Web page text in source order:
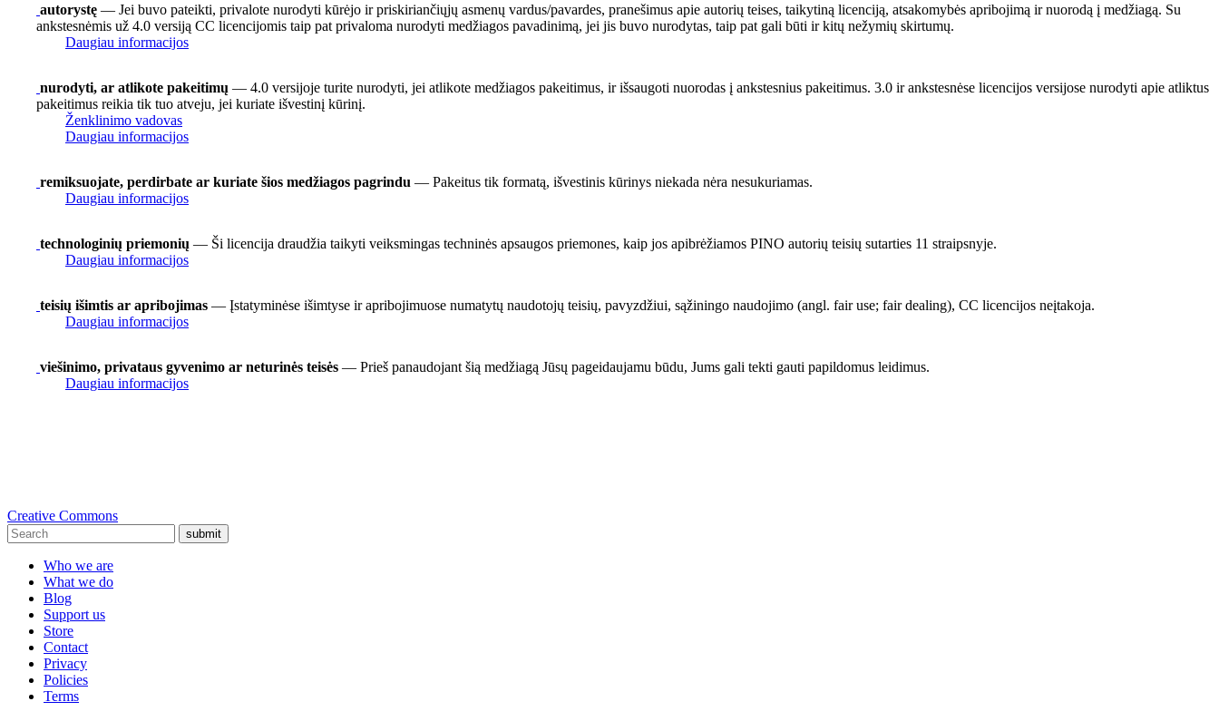
autorystę — Jei buvo pateikti, privalote nurodyti kūrėjo ir priskiriančiųjų asmenų vardus/pavardes, pranešimus apie autorių teises, taikytiną licenciją, atsakomybės apribojimą ir nuorodą į medžiagą. Su
ankstesnėmis už 4.0 versiją CC licencijomis taip pat privaloma nurodyti medžiagos pavadinimą, jei jis buvo nurodytas, taip pat gali būti ir kitų nežymių skirtumų.
Daugiau informacijos
nurodyti, ar atlikote pakeitimų — 4.0 versijoje turite nurodyti, jei atlikote medžiagos pakeitimus, ir išsaugoti nuorodas į ankstesnius pakeitimus. 3.0 ir ankstesnėse licencijos versijose nurodyti apie atliktus
pakeitimus reikia tik tuo atveju, jei kuriate išvestinį kūrinį.
Ženklinimo vadovas
Daugiau informacijos
remiksuojate, perdirbate ar kuriate šios medžiagos pagrindu — Pakeitus tik formatą, išvestinis kūrinys niekada nėra nesukuriamas.
Daugiau informacijos
technologinių priemonių — Ši licencija draudžia taikyti veiksmingas techninės apsaugos priemones, kaip jos apibrėžiamos PINO autorių teisių sutarties 11 straipsnyje.
Daugiau informacijos
teisių išimtis ar apribojimas — Įstatyminėse išimtyse ir apribojimuose numatytų naudotojų teisių, pavyzdžiui, sąžiningo naudojimo (angl. fair use; fair dealing), CC licencijos neįtakoja.
Daugiau informacijos
viešinimo, privataus gyvenimo ar neturinės teisės — Prieš panaudojant šią medžiagą Jūsų pageidaujamu būdu, Jums gali tekti gauti papildomus leidimus.
Daugiau informacijos
Creative Commons
submit
Who we are
What we do
Blog
Support us
Store
Contact
Privacy
Policies
Terms